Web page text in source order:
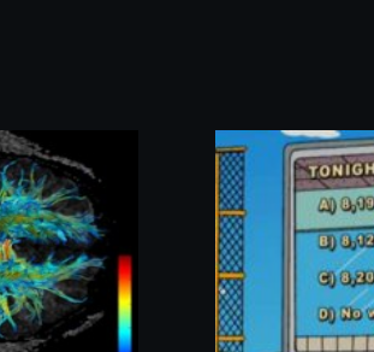
Plaza
festival
ciudad
de